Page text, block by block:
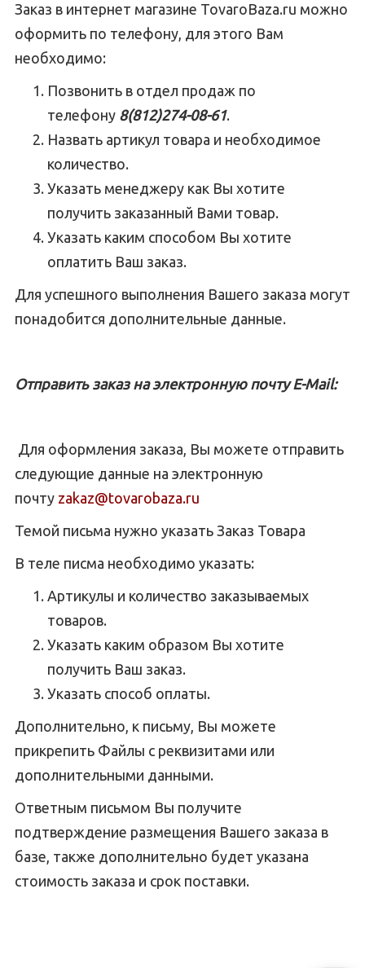
Заказ в интернет магазине TovaroBaza.ru можно
оформить по телефону, для этого Вам
необходимо:
Позвонить в отдел продаж по
телефону 8(812)274-08-61.
Назвать артикул товара и необходимое
количество.
Указать менеджеру как Вы хотите
получить заказанный Вами товар.
Указать каким способом Вы хотите
оплатить Ваш заказ.
Для успешного выполнения Вашего заказа могут
понадобится дополнительные данные.
Отправить заказ на электронную почту E-Mail:
Для оформления заказа, Вы можете отправить
следующие данные на электронную
почту zakaz@tovarobaza.ru
Темой письма нужно указать Заказ Товара
В теле писма необходимо указать:
Артикулы и количество заказываемых
товаров.
Указать каким образом Вы хотите
получить Ваш заказ.
Указать способ оплаты.
Дополнительно, к письму, Вы можете
прикрепить Файлы с реквизитами или
дополнительными данными.
Ответным письмом Вы получите
подтверждение размещения Вашего заказа в
базе, также дополнительно будет указана
стоимость заказа и срок поставки.